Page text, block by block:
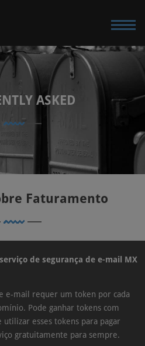
ASKED
Faturamento
de segurança de e-mail MX
e-mail requer um token por cada
Pode ganhar tokens com
esses tokens para pagar
gratuitamente para sempre.